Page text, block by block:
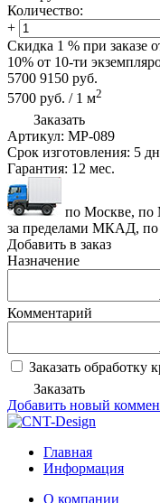
Количество:
+
Скидка 1 % при заказе
10% от 10-ти
5700 9150 руб.
5700 руб. / 1 м2
Заказать
Артикул: MP-089
Срок изготовления: 5
Гарантия: 12 мес.
по Москве, по
за пределами МКАД,
Добавить в заказ
Назначение
Комментарий
Заказать обработку
Заказать
Добавить новый
Главная
Информация
О компании